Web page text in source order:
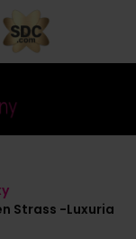
Strass -Luxuria